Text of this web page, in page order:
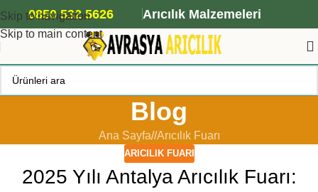
Skip to navigation
Skip to main content
ANA ARI SİPARİŞİ İÇİN TIKLAYIN
0850 532 5626 Arıcılık Malzemeleri
Blog
Ana Sayfa/ Arıcılık Fuarı
ARICILIK FUARI
2025 Yılı Antalya Arıcılık Fuarı: